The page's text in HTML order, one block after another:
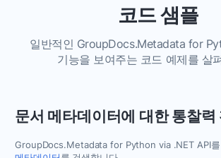
코드 샘플
일반적인 GroupDocs.Metadata for
기능을 보여주는 코드 예제를 살
문서 메타데이터에 대한 통찰력
GroupDocs.Metadata for Python via .NET API를